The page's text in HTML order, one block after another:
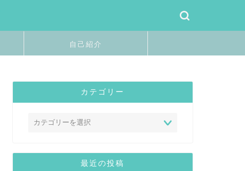
自己紹介
カテゴリー
最近の投稿